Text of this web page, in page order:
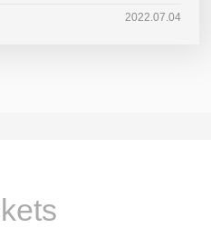
2022.07.04